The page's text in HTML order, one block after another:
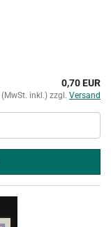
0,70 EUR
(MwSt. inkl.) zzgl. Versand